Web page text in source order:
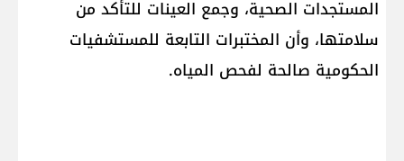
المستجدات الصحية، وجمع العينات للتأكد من
سلامتها، وأن المختبرات التابعة للمستشفيات
الحكومية صالحة لفحص المياه.